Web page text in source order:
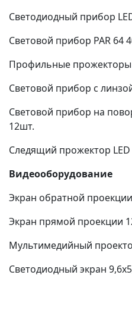
Светодиодный прибор
Световой прибор PAR 64
Профильные прожекторы
Световой прибор с
Световой прибор на
12шт.
Следящий прожектор
Видеооборудование
Экран обратной
Экран прямой проекции
Мультимедийный
Светодиодный экран